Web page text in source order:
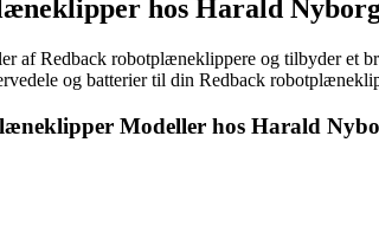
hos Harald
af Redback robotplæneklippere og tilbyder et
og batterier til din Redback
Modeller hos Harald